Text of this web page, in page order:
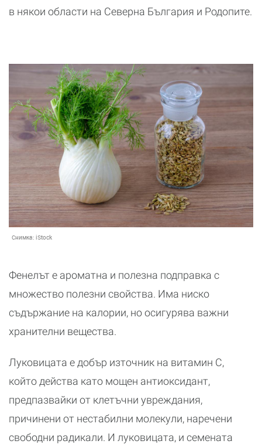
в някои области на Северна България и Родопите.
Снимка: iStock
Фенелът е ароматна и полезна подправка с
множество полезни свойства. Има ниско
съдържание на калории, но осигурява важни
хранителни вещества.
Луковицата е добър източник на витамин С,
който действа като мощен антиоксидант,
предпазвайки от клетъчни увреждания,
причинени от нестабилни молекули, наречени
свободни радикали. И луковицата, и семената